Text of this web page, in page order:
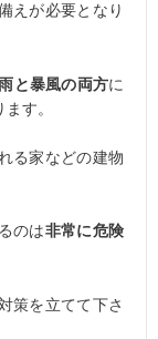
えが必要となり
と暴風の両方に
す。
る家などの建物
のは非常に危険
策を立てて下さ